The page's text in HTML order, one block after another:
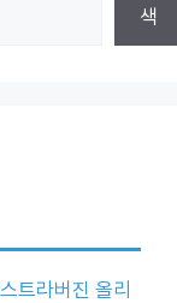
색
트라버진 올리